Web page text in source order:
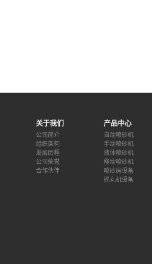
关于我们
公司简介
组织架构
发展历程
公司荣誉
合作伙伴
产品中心
自动喷砂机
手动喷砂机
液体喷砂机
移动喷砂机
喷砂房设备
抛丸机设备